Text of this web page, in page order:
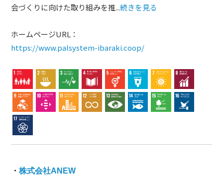
会づくりに向けた取り組みを推...続きを見る
ホームページURL：
https://www.palsystem-ibaraki.coop/
・株式会社ANEW